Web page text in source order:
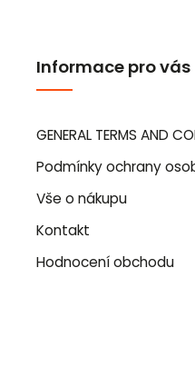
Informace pro vás
GENERAL TERMS AND
Podmínky ochrany
Vše o nákupu
Kontakt
Hodnocení obchodu